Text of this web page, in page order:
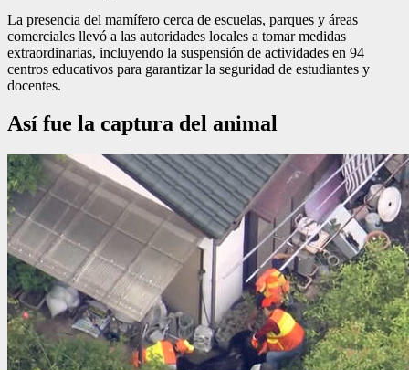
La presencia del mamífero cerca de escuelas, parques y áreas
comerciales llevó a las autoridades locales a tomar medidas
extraordinarias, incluyendo la suspensión de actividades en 94
centros educativos para garantizar la seguridad de estudiantes y
docentes.
Así fue la captura del animal